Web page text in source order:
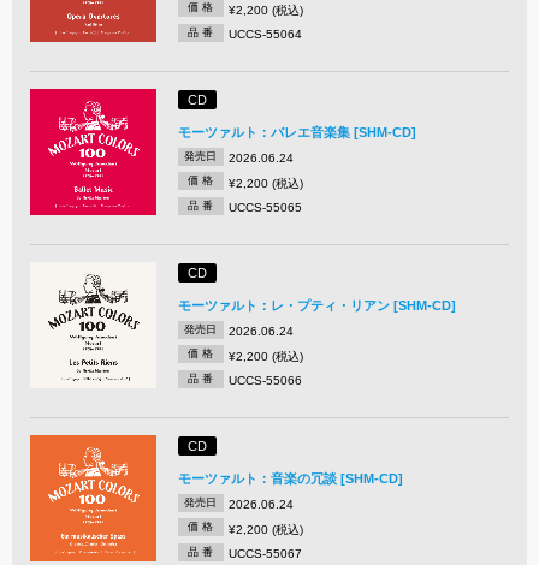
価 格 ¥2,200 (税込)
品 番 UCCS-55064
CD
モーツァルト：バレエ音楽集 [SHM-CD]
発売日 2026.06.24
価 格 ¥2,200 (税込)
品 番 UCCS-55065
CD
モーツァルト：レ・プティ・リアン [SHM-CD]
発売日 2026.06.24
価 格 ¥2,200 (税込)
品 番 UCCS-55066
CD
モーツァルト：音楽の冗談 [SHM-CD]
発売日 2026.06.24
価 格 ¥2,200 (税込)
品 番 UCCS-55067